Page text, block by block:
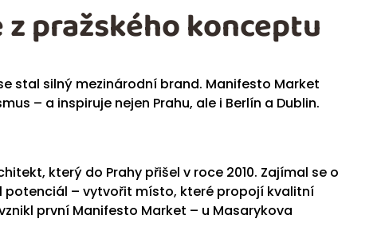
stal silný mezinárodní brand. Manifesto Market
– a inspiruje nejen Prahu, ale i Berlín a Dublin.
který do Prahy přišel v roce 2010. Zajímal se o
potenciál – vytvořit místo, které propojí kvalitní
první Manifesto Market – u Masarykova
pražského konceptu